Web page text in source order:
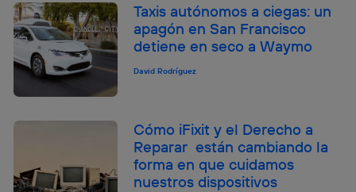
Taxis autónomos a ciegas: un
apagón en San Francisco
detiene en seco a Waymo
David Rodríguez
Cómo iFixit y el Derecho a
Reparar están cambiando la
forma en que cuidamos
nuestros dispositivos